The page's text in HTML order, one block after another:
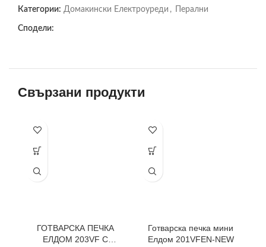
Категории: Домакински Електроуреди , Перални
Сподели:
Свързани продукти
ГОТВАРСКА ПЕЧКА
ЕЛДОМ 203VF С
Готварска печка мини
Елдом 201VFEN-NEW